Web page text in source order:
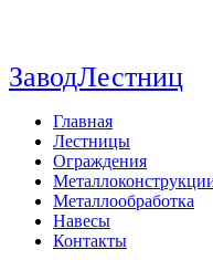
ЗаводЛестниц
Главная
Лестницы
Ограждения
Металлообработка
Навесы
Контакты